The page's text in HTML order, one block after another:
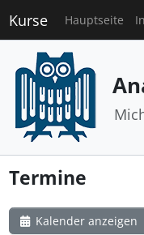
Kurse Hauptseite
Termine
Kalender anzeigen